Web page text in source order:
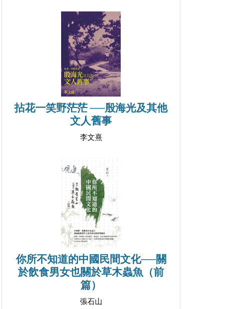
拈花一笑野茫茫 ──殷海光及其他
文人舊事
李文熹
你所不知道的中國民間文化──關
於飲食男女也關於草木蟲魚（前
篇）
張石山